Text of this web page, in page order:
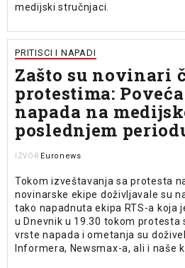
medijski stručnjaci.
PRITISCI I NAPADI
Zašto su novinari
protestima:
napada na
poslednjem
IZVOR Euronews
Tokom izveštavanja sa protesta
novinarske ekipe doživljavale su
tako napadnuta ekipa RTS-a koja
u Dnevnik u 19.30 tokom protesta
vrste napada i ometanja su
Informera, Newsmax-a, ali i naše